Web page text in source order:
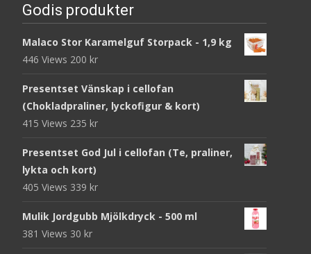
Godis produkter
Malaco Stor Karamelguf Storpack - 1,9 kg
446 Views 200 kr
Presentset Vänskap i cellofan
(Chokladpraliner, lyckofigur & kort)
415 Views 235 kr
Presentset God Jul i cellofan (Te, praliner,
lykta och kort)
405 Views 339 kr
Mulik Jordgubb Mjölkdryck - 500 ml
381 Views 30 kr